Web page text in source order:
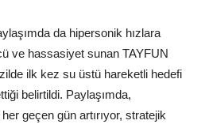
da hipersonik hızlara
ve hassasiyet sunan TAYFUN
ilk kez su üstü hareketli hedefi
belirtildi. Paylaşımda,
geçen gün artırıyor, stratejik